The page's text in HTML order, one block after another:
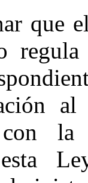
que
con
esta